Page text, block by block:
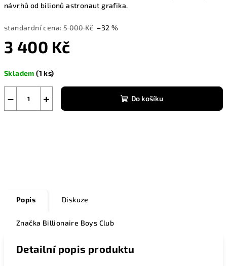
návrhů od bilionů astronaut grafika.
standardní cena: 5 000 Kč –32 %
3 400 Kč
cena:
Skladem(1 ks)
+
− Do košíku
Popis Diskuze
Značka Billionaire Boys Club
Detailní popis produktu